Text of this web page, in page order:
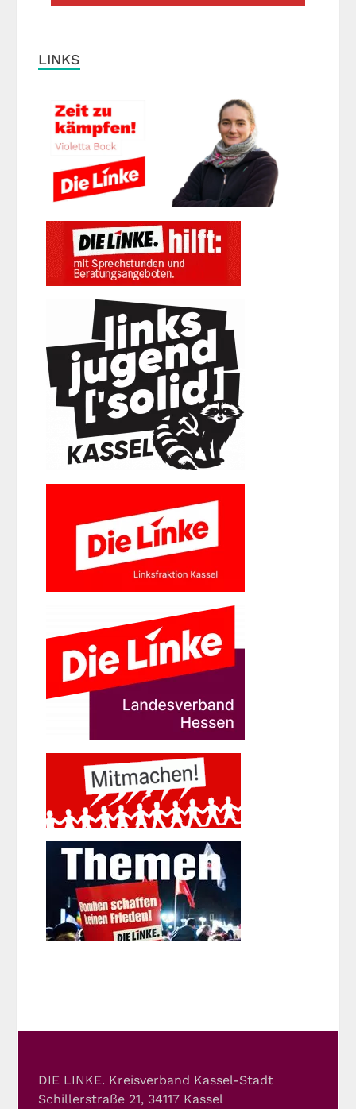
LINKS
DIE LINKE. Kreisverband Kassel-Stadt
Schillerstraße 21, 34117 Kassel